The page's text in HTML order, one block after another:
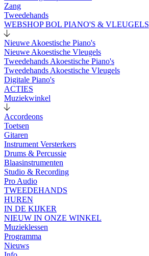
Zang
Tweedehands
WEBSHOP BOL PIANO'S & VLEUGELS
Nieuwe Akoestische Piano's
Nieuwe Akoestische Vleugels
Tweedehands Akoestische Piano's
Tweedehands Akoestische Vleugels
Digitale Piano's
ACTIES
Muziekwinkel
Accordeons
Toetsen
Gitaren
Instrument Versterkers
Drums & Percussie
Blaasinstrumenten
Studio & Recording
Pro Audio
TWEEDEHANDS
HUREN
IN DE KIJKER
NIEUW IN ONZE WINKEL
Muzieklessen
Programma
Nieuws